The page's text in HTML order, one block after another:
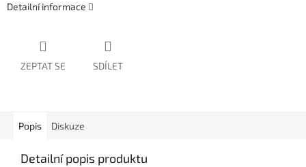
Detailní informace
ZEPTAT SE SDÍLET
Popis Diskuze
Detailní popis produktu